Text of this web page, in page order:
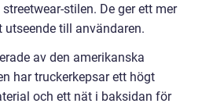
stilen. De ger ett mer
till användaren.
av den amerikanska
har truckerkepsar ett högt
och ett nät i baksidan för